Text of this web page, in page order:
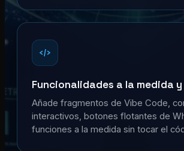
Funcionalidades a la medida
Añade fragmentos de Vibe Code,
interactivos, botones flotantes de
funciones a la medida sin tocar el